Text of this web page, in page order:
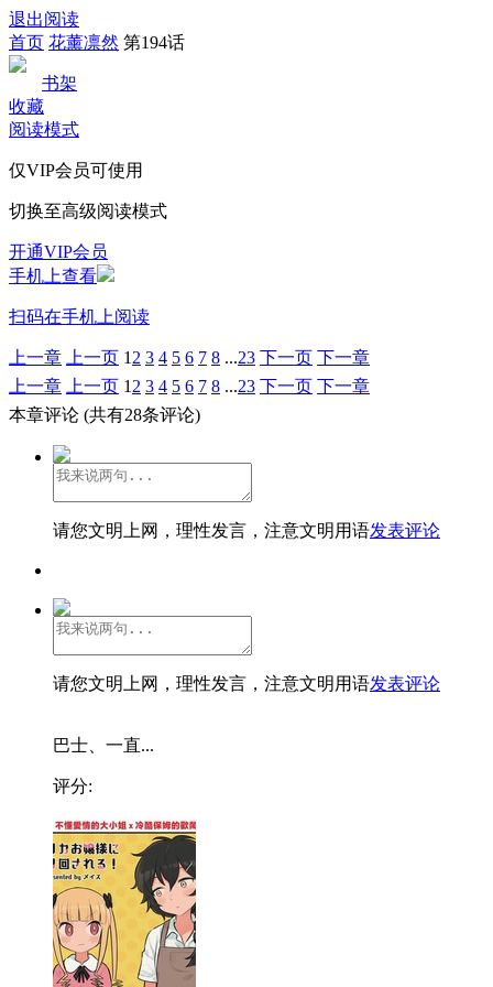
退出阅读
首页 花薰凛然 第194话
书架
收藏
阅读模式
仅VIP会员可使用
切换至高级阅读模式
开通VIP会员
手机上查看
扫码在手机上阅读
上一章 上一页 1 2 3 4 5 6 7 8 ...23 下一页 下一章
上一章
上一页 1 2 3 4 5 6 7 8 ...23 下一页 下一章
本章评论 (共有28条评论)
请您文明上网，理性发言，注意文明用语发表评论
请您文明上网，理性发言，注意文明用语发表评论
巴士、一直...
评分: